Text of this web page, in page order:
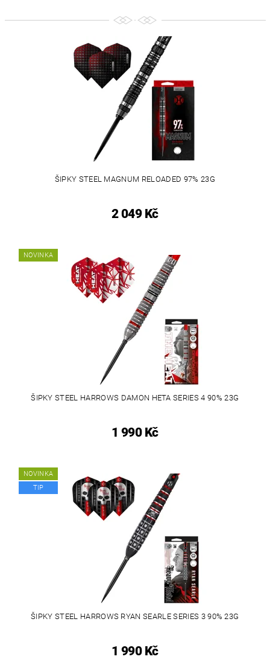
ŠIPKY STEEL MAGNUM RELOADED 97% 23G
2 049 Kč
NOVINKA
ŠIPKY STEEL HARROWS DAMON HETA SERIES 4 90% 23G
1 990 Kč
NOVINKA
TIP
ŠIPKY STEEL HARROWS RYAN SEARLE SERIES 3 90% 23G
1 990 Kč